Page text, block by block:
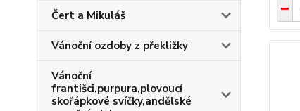
Čert a Mikuláš
Vánoční ozdoby z překližky
Vánoční
františci,purpura,plovoucí
skořápkové svíčky,andělské